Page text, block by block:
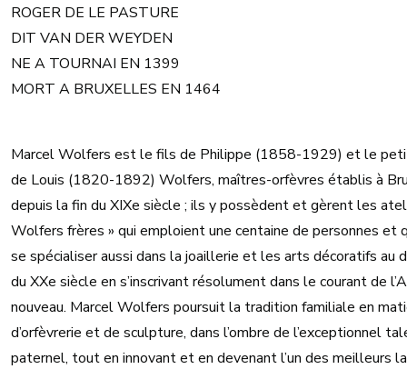
ROGER DE LE PASTURE
DIT VAN DER WEYDEN
NE A TOURNAI EN 1399
MORT A BRUXELLES EN 1464
Marcel Wolfers est le fils de Philippe (1858-1929) et le
de Louis (1820-1892) Wolfers, maîtres-orfèvres établis à
depuis la fin du XIXe siècle ; ils y possèdent et gèrent les
Wolfers frères » qui emploient une centaine de personnes et
se spécialiser aussi dans la joaillerie et les arts décoratifs au
du XXe siècle en s’inscrivant résolument dans le courant de
nouveau. Marcel Wolfers poursuit la tradition familiale en
d’orfèvrerie et de sculpture, dans l’ombre de l’exceptionnel
paternel, tout en innovant et en devenant l’un des meilleurs